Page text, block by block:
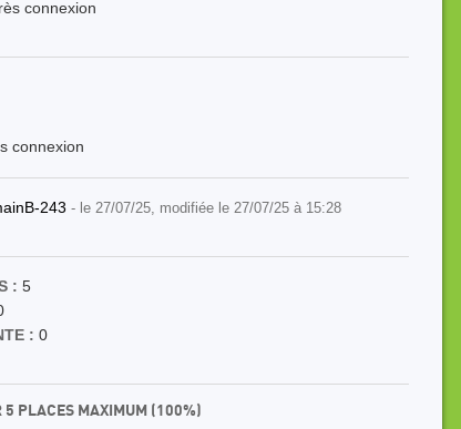
connexion
connexion
243 - le 27/07/25, modifiée le 27/07/25 à 15:28
: 5
: 0
5 PLACES MAXIMUM (100%)